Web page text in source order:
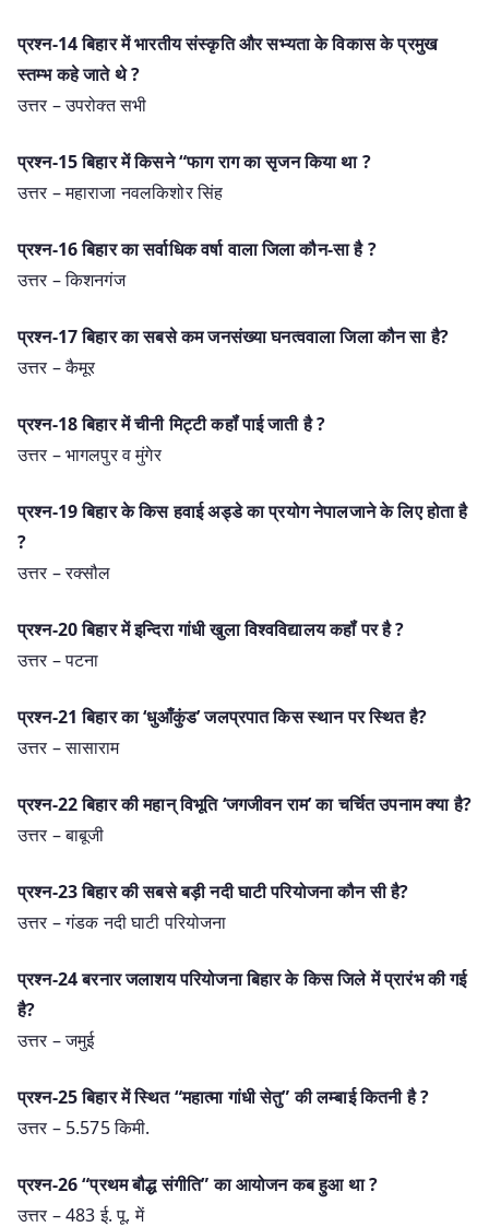
प्रश्न-14 बिहार में भारतीय संस्कृति और सभ्यता के विकास के प्रमुख
स्तम्भ कहे जाते थे ?
उत्तर – उपरोक्त सभी
प्रश्न-15 बिहार में किसने “फाग राग का सृजन किया था ?
उत्तर – महाराजा नवलकिशोर सिंह
प्रश्न-16 बिहार का सर्वाधिक वर्षा वाला जिला कौन-सा है ?
उत्तर – किशनगंज
प्रश्न-17 बिहार का सबसे कम जनसंख्या घनत्ववाला जिला कौन सा है?
उत्तर – कैमूर
प्रश्न-18 बिहार में चीनी मिट्टी कहॉं पाई जाती है ?
उत्तर – भागलपुर व मुंगेर
प्रश्न-19 बिहार के किस हवाई अड्डे का प्रयोग नेपालजाने के लिए होता है
?
उत्तर – रक्सौल
प्रश्न-20 बिहार में इन्दिरा गांधी खुला विश्वविद्यालय कहॉं पर है ?
उत्तर – पटना
प्रश्न-21 बिहार का ‘धुआँकुंड’ जलप्रपात किस स्थान पर स्थित है?
उत्तर – सासाराम
प्रश्न-22 बिहार की महान् विभूति ‘जगजीवन राम’ का चर्चित उपनाम क्या है?
उत्तर – बाबूजी
प्रश्न-23 बिहार की सबसे बड़ी नदी घाटी परियोजना कौन सी है?
उत्तर – गंडक नदी घाटी परियोजना
प्रश्न-24 बरनार जलाशय परियोजना बिहार के किस जिले में प्रारंभ की गई
है?
उत्तर – जमुई
प्रश्न-25 बिहार में स्थित “महात्मा गांधी सेतु” की लम्बाई कितनी है ?
उत्तर – 5.575 किमी.
प्रश्न-26 “प्रथम बौद्ध संगीति” का आयोजन कब हुआ था ?
उत्तर – 483 ई. पू. में